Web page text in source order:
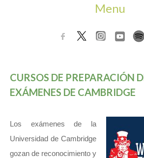
Menu
CURSOS DE PREPARACIÓN
EXÁMENES DE CAMBRIDGE
Los exámenes de la
Universidad de Cambridge
gozan de reconocimiento y